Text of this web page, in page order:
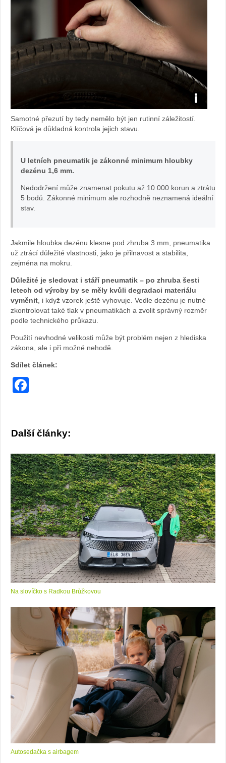
Dezén
Samotné přezutí by tedy nemělo být jen rutinní záležitostí.
Klíčová je důkladná kontrola jejich stavu.
U letních pneumatik je zákonné minimum hloubky
dezénu 1,6 mm.
Nedodržení může znamenat pokutu až 10 000 korun a ztrátu
5 bodů. Zákonné minimum ale rozhodně neznamená ideální
stav.
Jakmile hloubka dezénu klesne pod zhruba 3 mm, pneumatika
už ztrácí důležité vlastnosti, jako je přilnavost a stabilita,
zejména na mokru.
Důležité je sledovat i stáří pneumatik – po zhruba šesti
letech od výroby by se měly kvůli degradaci materiálu
vyměnit , i když vzorek ještě vyhovuje. Vedle dezénu je nutné
zkontrolovat také tlak v pneumatikách a zvolit správný rozměr
podle technického průkazu.
Použití nevhodné velikosti může být problém nejen z hlediska
zákona, ale i při možné nehodě.
Sdílet článek:
Další články:
Na slovíčko s Radkou Brůžkovou
Autosedačka s airbagem